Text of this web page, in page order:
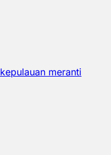
kepulauan meranti